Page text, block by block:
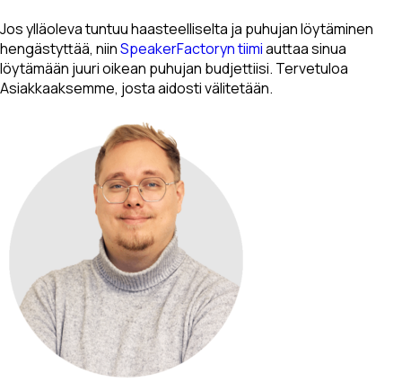
Jos ylläoleva tuntuu haasteelliselta ja puhujan löytäminen
hengästyttää, niinSpeakerFactoryn tiimiauttaa sinua
löytämään juuri oikean puhujan budjettiisi. Tervetuloa
Asiakkaaksemme, josta aidosti välitetään.